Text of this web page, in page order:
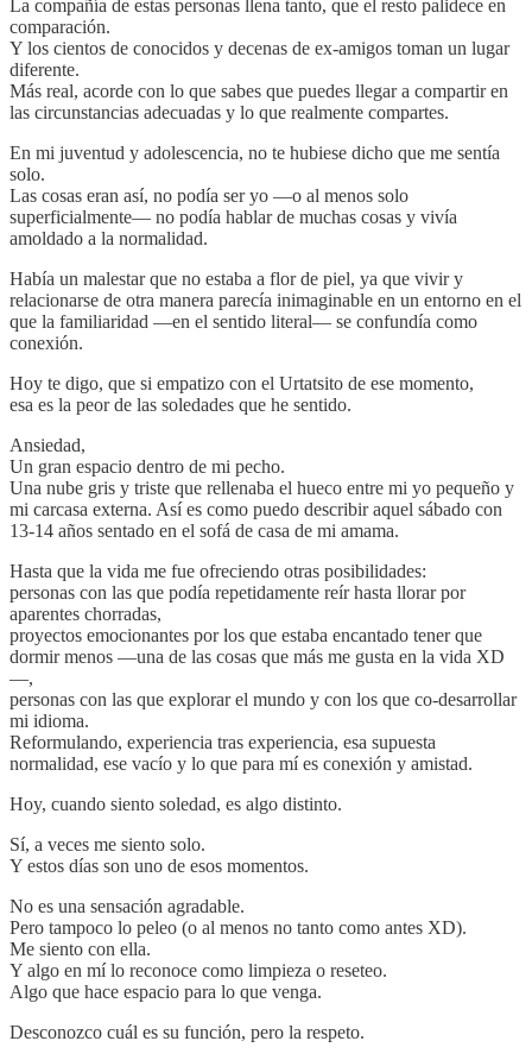
La compañía de estas personas llena tanto, que el resto palidece en
comparación.
Y los cientos de conocidos y decenas de ex-amigos toman un lugar
diferente.
Más real, acorde con lo que sabes que puedes llegar a compartir en
las circunstancias adecuadas y lo que realmente compartes.
En mi juventud y adolescencia, no te hubiese dicho que me sentía
solo.
Las cosas eran así, no podía ser yo —o al menos solo
superficialmente— no podía hablar de muchas cosas y vivía
amoldado a la normalidad.
Había un malestar que no estaba a flor de piel, ya que vivir y
relacionarse de otra manera parecía inimaginable en un entorno en el
que la familiaridad —en el sentido literal— se confundía como
conexión.
Hoy te digo, que si empatizo con el Urtatsito de ese momento,
esa es la peor de las soledades que he sentido.
Ansiedad,
Un gran espacio dentro de mi pecho.
Una nube gris y triste que rellenaba el hueco entre mi yo pequeño y
mi carcasa externa. Así es como puedo describir aquel sábado con
13-14 años sentado en el sofá de casa de mi amama.
Hasta que la vida me fue ofreciendo otras posibilidades:
personas con las que podía repetidamente reír hasta llorar por
aparentes chorradas,
proyectos emocionantes por los que estaba encantado tener que
dormir menos —una de las cosas que más me gusta en la vida XD
—,
personas con las que explorar el mundo y con los que co-desarrollar
mi idioma.
Reformulando, experiencia tras experiencia, esa supuesta
normalidad, ese vacío y lo que para mí es conexión y amistad.
Hoy, cuando siento soledad, es algo distinto.
Sí, a veces me siento solo.
Y estos días son uno de esos momentos.
No es una sensación agradable.
Pero tampoco lo peleo (o al menos no tanto como antes XD).
Me siento con ella.
Y algo en mí lo reconoce como limpieza o reseteo.
Algo que hace espacio para lo que venga.
Desconozco cuál es su función, pero la respeto.